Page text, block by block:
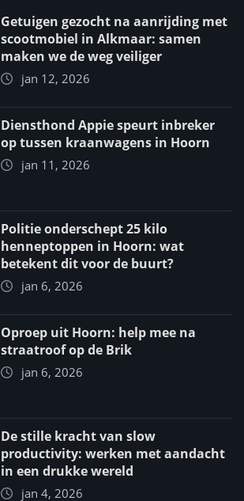
Getuigen gezocht na aanrijding met
scootmobiel in Alkmaar: samen
maken we de weg veiliger
jan 12, 2026
Diensthond Appie speurt inbreker
op tussen kraanwagens in Hoorn
jan 11, 2026
Politie onderschept 25 kilo
henneptoppen in Hoorn: wat
betekent dit voor de buurt?
jan 6, 2026
Oproep uit Hoorn: help mee na
straatroof op de Brik
jan 6, 2026
De stille kracht van slow
productivity: werken met aandacht
in een drukke wereld
jan 4, 2026